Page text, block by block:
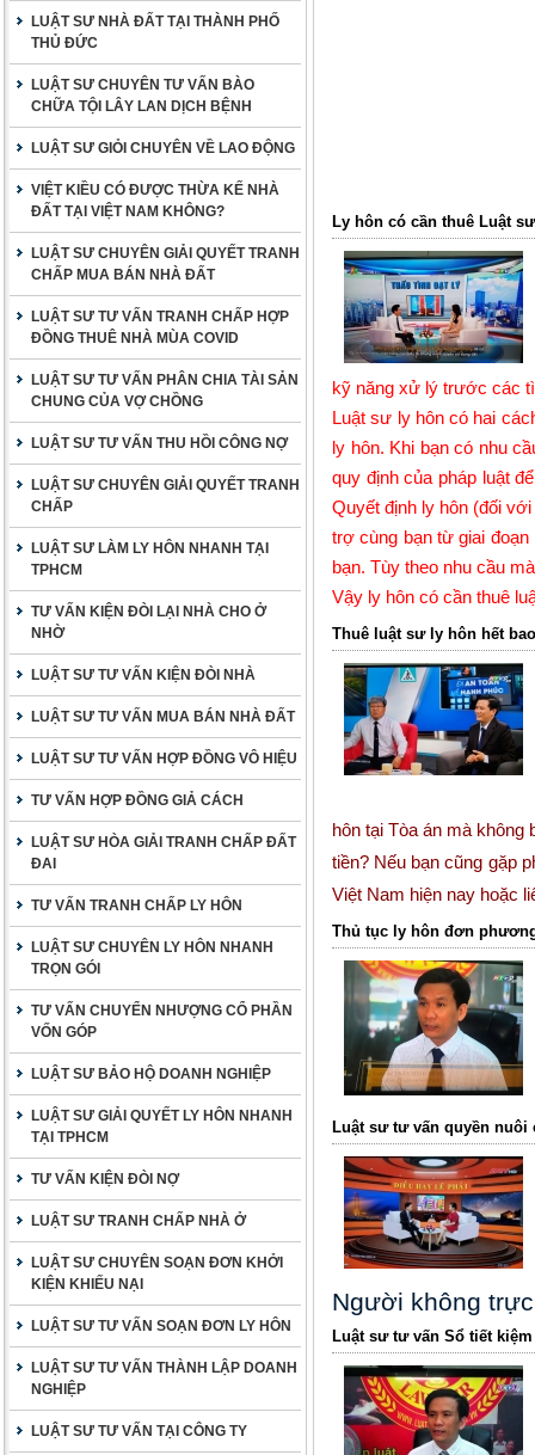
LUẬT SƯ NHÀ ĐẤT TẠI THÀNH PHỐ
THỦ ĐỨC
LUẬT SƯ CHUYÊN TƯ VẤN BÀO
CHỮA TỘI LÂY LAN DỊCH BỆNH
LUẬT SƯ GIỎI CHUYÊN VỀ LAO ĐỘNG
VIỆT KIỀU CÓ ĐƯỢC THỪA KẾ NHÀ
ĐẤT TẠI VIỆT NAM KHÔNG?
LUẬT SƯ CHUYÊN GIẢI QUYẾT TRANH
CHẤP MUA BÁN NHÀ ĐẤT
LUẬT SƯ TƯ VẤN TRANH CHẤP HỢP
ĐỒNG THUÊ NHÀ MÙA COVID
LUẬT SƯ TƯ VẤN PHÂN CHIA TÀI SẢN
CHUNG CỦA VỢ CHỒNG
LUẬT SƯ TƯ VẤN THU HỒI CÔNG NỢ
LUẬT SƯ CHUYÊN GIẢI QUYẾT TRANH
CHẤP
LUẬT SƯ LÀM LY HÔN NHANH TẠI
TPHCM
TƯ VẤN KIỆN ĐÒI LẠI NHÀ CHO Ở
NHỜ
LUẬT SƯ TƯ VẤN KIỆN ĐÒI NHÀ
LUẬT SƯ TƯ VẤN MUA BÁN NHÀ ĐẤT
LUẬT SƯ TƯ VẤN HỢP ĐỒNG VÔ HIỆU
TƯ VẤN HỢP ĐỒNG GIẢ CÁCH
LUẬT SƯ HÒA GIẢI TRANH CHẤP ĐẤT
ĐAI
TƯ VẤN TRANH CHẤP LY HÔN
LUẬT SƯ CHUYÊN LY HÔN NHANH
TRỌN GÓI
TƯ VẤN CHUYỂN NHƯỢNG CỔ PHẦN
VỐN GÓP
LUẬT SƯ BẢO HỘ DOANH NGHIỆP
LUẬT SƯ GIẢI QUYẾT LY HÔN NHANH
TẠI TPHCM
TƯ VẤN KIỆN ĐÒI NỢ
LUẬT SƯ TRANH CHẤP NHÀ Ở
LUẬT SƯ CHUYÊN SOẠN ĐƠN KHỞI
KIỆN KHIẾU NẠI
LUẬT SƯ TƯ VẤN SOẠN ĐƠN LY HÔN
LUẬT SƯ TƯ VẤN THÀNH LẬP DOANH
NGHIỆP
LUẬT SƯ TƯ VẤN TẠI CÔNG TY
Ly hôn có cần thuê Luật
kỹ năng xử lý trước các
Luật sư ly hôn có hai
ly hôn. Khi bạn có nhu
quy định của pháp luật
Quyết định ly hôn (đối
trợ cùng bạn từ giai
bạn. Tùy theo nhu cầu
Vậy ly hôn có cần thuê
Thuê luật sư ly hôn hết
hôn tại Tòa án mà không
tiền? Nếu bạn cũng gặp
Việt Nam hiện nay hoặc
Thủ tục ly hôn đơn
Luật sư tư vấn quyền
Người không
Luật sư tư vấn Sổ tiết